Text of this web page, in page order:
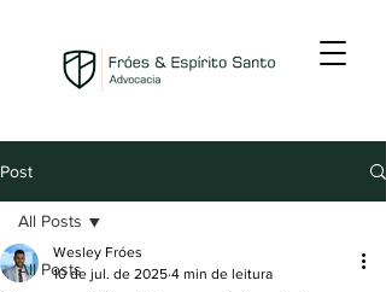
Post
All Posts
All Posts
Wesley Fróes
10 de jul. de 2025 4 min de leitura